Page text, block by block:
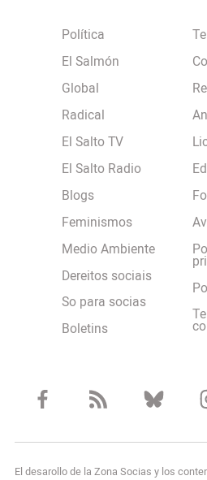
Política
El Salmón
Global
Radical
El Salto TV
El Salto Radio
Blogs
Feminismos
Medio Ambiente
Dereitos sociais
So para socias
Boletins
El desarollo de la Zona Socias y los